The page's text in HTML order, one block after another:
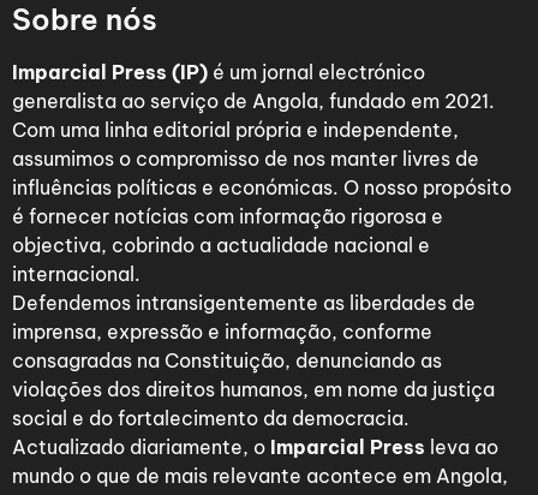
Sobre nós
Imparcial Press (IP) é um jornal electrónico
generalista ao serviço de Angola, fundado em 2021.
Com uma linha editorial própria e independente,
assumimos o compromisso de nos manter livres de
influências políticas e económicas. O nosso propósito
é fornecer notícias com informação rigorosa e
objectiva, cobrindo a actualidade nacional e
internacional.
Defendemos intransigentemente as liberdades de
imprensa, expressão e informação, conforme
consagradas na Constituição, denunciando as
violações dos direitos humanos, em nome da justiça
social e do fortalecimento da democracia.
Actualizado diariamente, o Imparcial Press leva ao
mundo o que de mais relevante acontece em Angola,